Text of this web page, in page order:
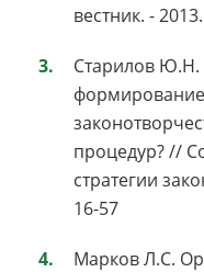
вестник. -
Старилов
формирование
процедур? //
стратегии
16-57
Марков Л.С.